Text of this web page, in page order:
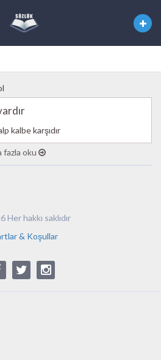
kalbe karşıdır
fazla oku
Her hakkı saklıdır
& Koşullar